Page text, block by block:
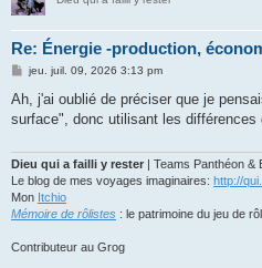
Re: Énergie -production,
M
s
a
jeu. juil. 09, 2026 3:13 pm
Ah, j'ai oublié de préciser que je
surface", donc utilisant les différences
Dieu qui a failli y rester | Teams Panthéon &
Le blog de mes voyages imaginaires: http://
Mon Itchio
Mémoire de rôlistes : le patrimoine du jeu de
Contributeur au Grog